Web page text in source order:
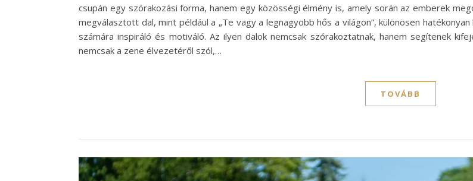
csupán egy szórakozási forma, hanem egy közösségi élmény is, amely során az emberek
megválasztott dal, mint például a „Te vagy a legnagyobb hős a világon”, különösen
számára inspiráló és motiváló. Az ilyen dalok nemcsak szórakoztatnak, hanem segítenek
nemcsak a zene élvezetéről szól,…
TOVÁBB